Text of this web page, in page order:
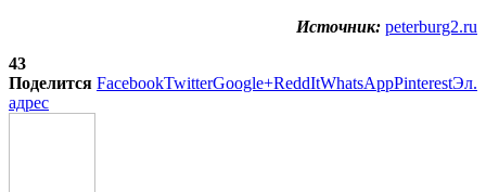
Источник: peterburg2.ru
43
Поделится FacebookTwitterGoogle+ReddItWhatsAppPinterestЭл.
адрес